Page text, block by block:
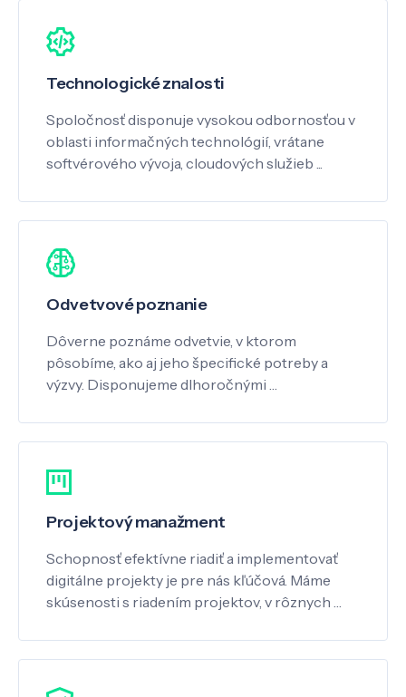
Technologické znalosti
Spoločnosť disponuje vysokou odbornosťou v
oblasti informačných technológií, vrátane
softvérového vývoja, cloudových služieb ...
Odvetvové poznanie
Dôverne poznáme odvetvie, v ktorom
pôsobíme, ako aj jeho špecifické potreby a
výzvy. Disponujeme dlhoročnými …
Projektový manažment
Schopnosť efektívne riadiť a implementovať
digitálne projekty je pre nás kľúčová. Máme
skúsenosti s riadením projektov, v rôznych …